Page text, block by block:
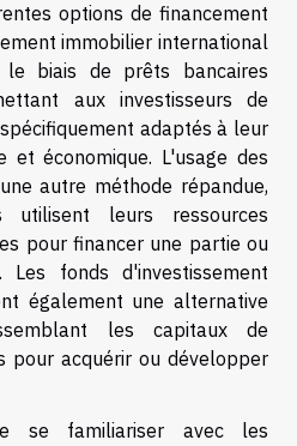
options de financement
immobilier international
biais de prêts bancaires
aux investisseurs de
adaptés à leur
et économique. L'usage des
autre méthode répandue,
utilisent leurs ressources
pour financer une partie ou
fonds d'investissement
également une alternative
les capitaux de
pour acquérir ou développer
se familiariser avec les